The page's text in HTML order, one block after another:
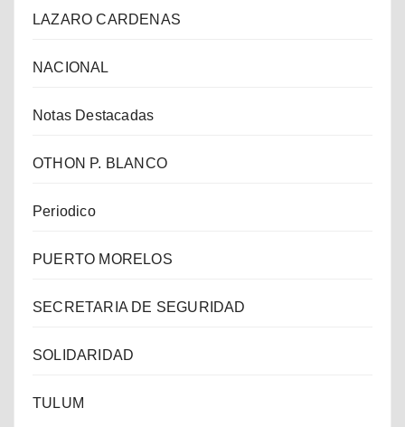
LAZARO CARDENAS
NACIONAL
Notas Destacadas
OTHON P. BLANCO
Periodico
PUERTO MORELOS
SECRETARIA DE SEGURIDAD
SOLIDARIDAD
TULUM